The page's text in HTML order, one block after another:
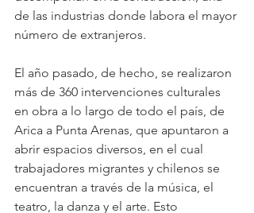
de las industrias donde labora el mayor
número de extranjeros.
El año pasado, de hecho, se realizaron
más de 360 intervenciones culturales
en obra a lo largo de todo el país, de
Arica a Punta Arenas, que apuntaron a
abrir espacios diversos, en el cual
trabajadores migrantes y chilenos se
encuentran a través de la música, el
teatro, la danza y el arte. Esto